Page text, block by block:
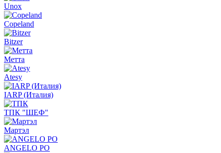
Unox
Copeland
Bitzer
Метта
Atesy
IARP (Италия)
ТПК "ШЕФ"
Мартэл
ANGELO PO